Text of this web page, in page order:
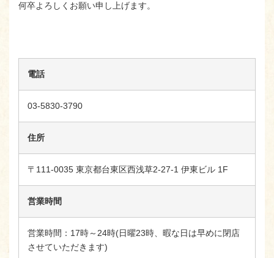
何卒よろしくお願い申し上げます。
電話
03-5830-3790
住所
〒111-0035 東京都台東区西浅草2-27-1 伊東ビル 1F
営業時間
営業時間：17時～24時(日曜23時、暇な日は早めに閉店
させていただきます)